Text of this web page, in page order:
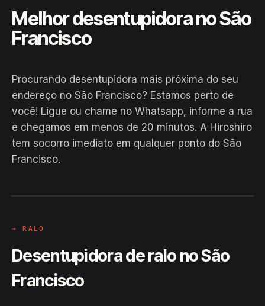
Melhor desentupidora no São
Francisco
Procurando desentupidora mais próxima do seu
endereço no São Francisco? Estamos perto de
você! Ligue ou chame no Whatsapp, informe a rua
e chegamos em menos de 20 minutos. A Hiroshiro
tem socorro imediato em qualquer ponto do São
Francisco.
EM CAMPO
→ RALO
Desentupidora de ralo no São
Francisco